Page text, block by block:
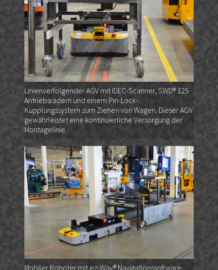
Linienverfolgender AGV mit IDEC-Scanner, SWD® 125
Antriebsrädern und einem Pin-Lock-
Kupplungssystem zum Ziehen von Wagen. Dieser AGV
gewährleistet eine kontinuierliche Versorgung der
Montagelinie.
Mobiler Roboter mit ez-Way® Navigationssoftware